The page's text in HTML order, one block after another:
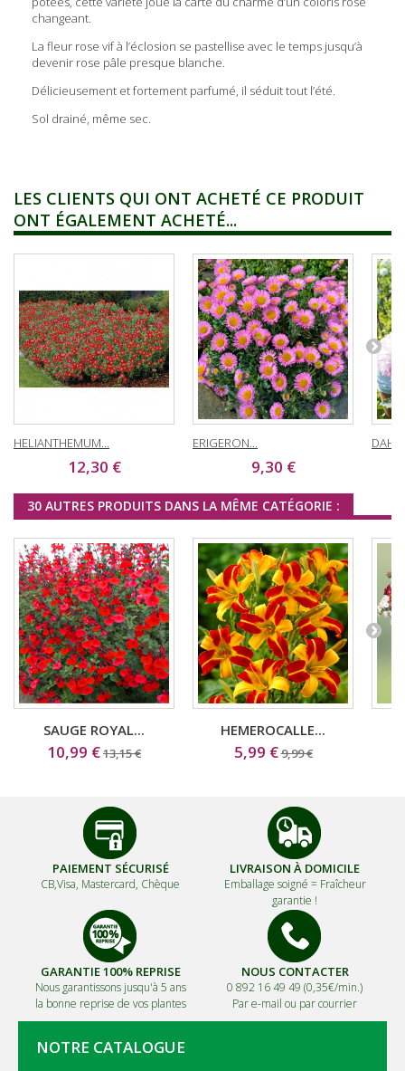
changeant.
La fleur rose vif à l’éclosion se pastellise avec le temps jusqu’à
devenir rose pâle presque blanche.
Délicieusement et fortement parfumé, il séduit tout l’été.
Sol drainé, même sec.
LES CLIENTS QUI ONT ACHETÉ CE PRODUIT
ONT ÉGALEMENT ACHETÉ...
HELIANTHEMUM...
12,30 €
ERIGERON...
9,30 €
30 AUTRES PRODUITS DANS LA MÊME CATÉGORIE :
SAUGE ROYAL...
10,99 €13,15 €
HEMEROCALLE...
5,99 €9,99 €
PAIEMENT SÉCURISÉ
CB,Visa, Mastercard, Chèque
LIVRAISON À DOMICILE
Emballage soigné = Fraîcheur
garantie !
GARANTIE 100% REPRISE
Nous garantissons jusqu'à 5 ans
la bonne reprise de vos plantes
NOUS CONTACTER
0 892 16 49 49 (0,35€/min.)
Par e-mail ou par courrier
NOTRE CATALOGUE